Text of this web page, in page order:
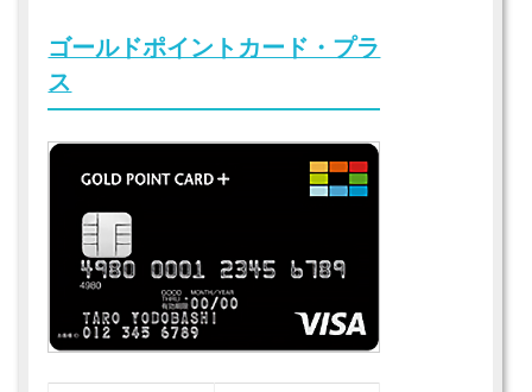
ゴールドポイントカード・プラ
ス